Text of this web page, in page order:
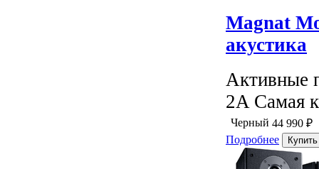
Magnat
акустика
Активные
2A Самая
Черный 44 990 ₽
Подробнее